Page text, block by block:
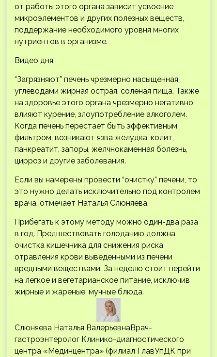
от работы этого органа зависит усвоение
микроэлементов и других полезных веществ,
поддержание необходимого уровня многих
нутриентов в организме.
Видео дня
“Загрязняют” печень чрезмерно насыщенная
углеводами жирная острая, соленая пища. Также
на здоровье этого органа чрезмерно негативно
влияют курение, злоупотребление алкоголем.
Когда печень перестает быть эффективным
фильтром, возникают язва желудка, колит,
панкреатит, запоры, желчнокаменная болезнь,
цирроз и другие заболевания.
Если вы намерены провести “очистку” печени, то
это нужно делать исключительно под контролем
врача, отмечает Наталья Слюняева.
Прибегать к этому методу можно один-два раза
в год. Предшествовать голоданию должна
очистка кишечника для снижения риска
отравления крови выведенными из печени
вредными веществами. За неделю стоит перейти
на легкое и вегетарианское питание, исключив
жирные и жареные, мучные блюда.
Слюняева Наталья ВалерьевнаВрач-
гастроэнтеролог Клинико-диагностического
центра «Мединцентра» (филиал ГлавУпДК при